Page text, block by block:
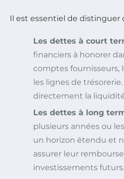
Il est essentiel de distinguer
Les dettes à court
financiers à honorer
comptes fournisseurs,
les lignes de
directement la
Les dettes à long
plusieurs années ou
un horizon étendu et
assurer leur
investissements futurs.